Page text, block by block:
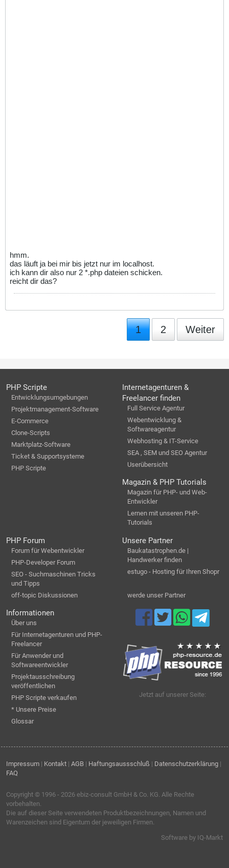
hmm.
das läuft ja bei mir bis jetzt nur im localhost.
ich kann dir also nur 2 *.php dateien schicken.
reicht dir das?
1 2 Weiter
PHP Scripte
Entwicklungsumgebungen
Projektmanagement-Software
E-Commerce
Clone-Scripts
Marktplatz-Software
Ticket & Supportsysteme
PHP Scripte
Internetagenturen &
Freelancer finden
Full Service Agentur
Webentwicklung &
Softwareagentur
Webhosting & IT-Service
SEA , SEM und SEO Agentur
Userübersicht
Magazin & PHP Tutorials
Magazin für PHP- und Web-
Entwickler
Lernen mit unseren PHP-
Tutorials
PHP Forum
Forum für Webentwickler
PHP-Developer Forum
SEO - Suchmaschinen Tricks
und Tipps
off-topic Diskussionen
Unsere Partner
Baukatastrophen.de |
Handwerker finden
estugo - Hosting für Ihren Shopr
werde unser Partner
Informationen
Über uns
Für Internetagenturen und PHP-
Freelancer
Für Anwender und
Softwareentwickler
Projektausschreibung
veröffentlichen
PHP Scripte verkaufen
* Unsere Preise
Glossar
Jetzt auf unserer Seite:
Impressum | Kontakt | AGB | Haftungsaussschluß | Datenschutzerklärung |
FAQ
Copyright © 1996 - 2026 ebiz-consult GmbH & Co. KG . Alle Rechte
vorbehalten.
Die auf dieser Seite verwendeten Produktbezeichnungen, Namen und
Warenzeichen sind Eigentum der jeweiligen Firmen.
Software by IQ-Markt